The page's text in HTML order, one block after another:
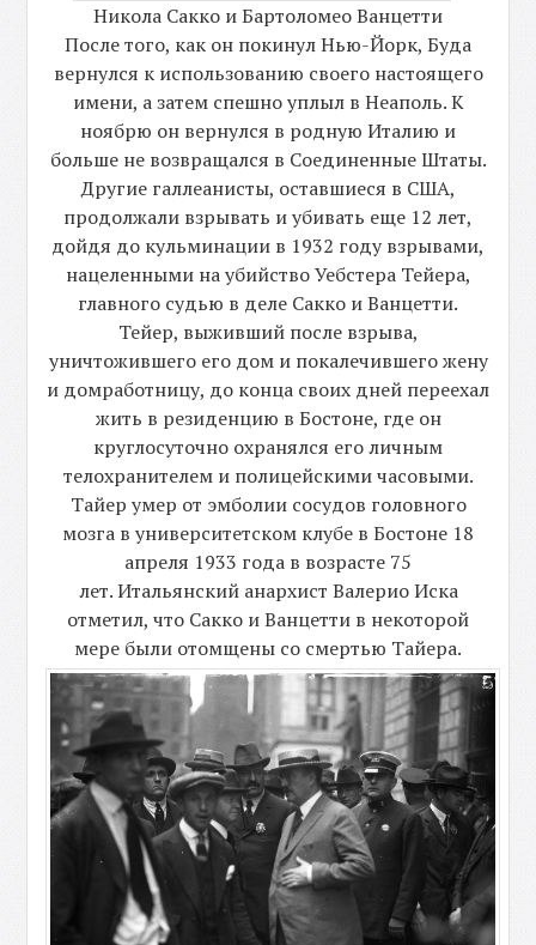
Никола Сакко и Бартоломео Ванцетти
После того, как он покинул Нью-Йорк, Буда
вернулся к использованию своего настоящего
имени, а затем спешно уплыл в Неаполь. К
ноябрю он вернулся в родную Италию и
больше не возвращался в Соединенные Штаты.
Другие галлеанисты, оставшиеся в США,
продолжали взрывать и убивать еще 12 лет,
дойдя до кульминации в 1932 году взрывами,
нацеленными на убийство Уебстера Тейера,
главного судью в деле Сакко и Ванцетти.
Тейер, выживший после взрыва,
уничтожившего его дом и покалечившего жену
и домработницу, до конца своих дней переехал
жить в резиденцию в Бостоне, где он
круглосуточно охранялся его личным
телохранителем и полицейскими часовыми.
Тайер умер от эмболии сосудов головного
мозга в университетском клубе в Бостоне 18
апреля 1933 года в возрасте 75
лет. Итальянский анархист Валерио Иска
отметил, что Сакко и Ванцетти в некоторой
мере были отомщены со смертью Тайера.